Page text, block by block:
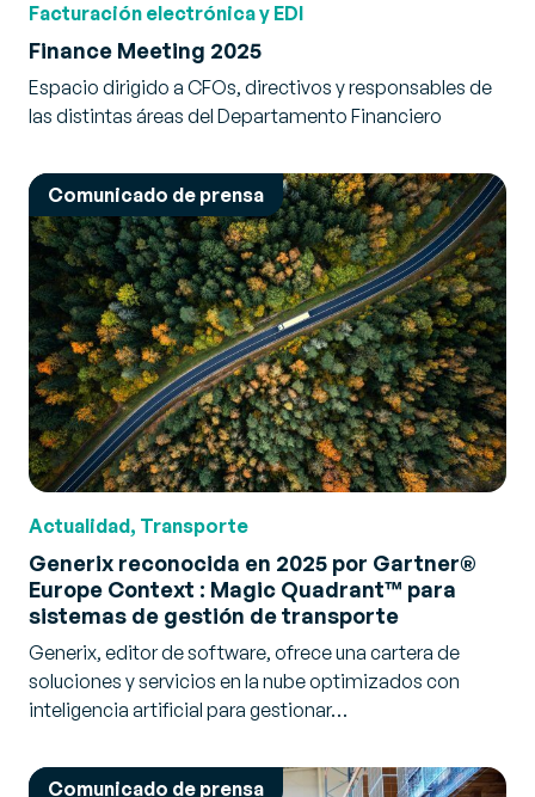
Facturación electrónica y EDI
Finance Meeting 2025
Espacio dirigido a CFOs, directivos y responsables de
las distintas áreas del Departamento Financiero
Comunicado de prensa
Actualidad, Transporte
Generix reconocida en 2025 por Gartner®
Europe Context : Magic Quadrant™ para
sistemas de gestión de transporte
Generix, editor de software, ofrece una cartera de
soluciones y servicios en la nube optimizados con
inteligencia artificial para gestionar…
Comunicado de prensa